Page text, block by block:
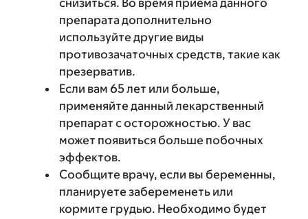
препарата дополнительно
используйте другие виды
противозачаточных средств, такие как
презерватив.
Если вам 65 лет или больше,
применяйте данный лекарственный
препарат с осторожностью. У вас
может появиться больше побочных
эффектов.
Сообщите врачу, если вы беременны,
планируете забеременеть или
кормите грудью. Необходимо будет